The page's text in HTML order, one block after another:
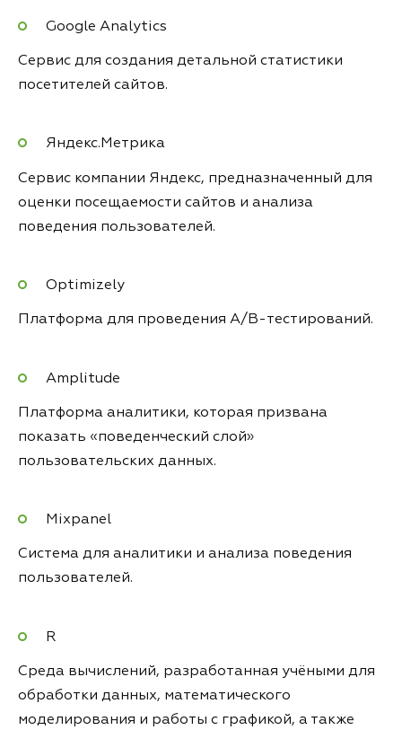
Google Analytics
Сервис для создания детальной статистики
посетителей сайтов.
Яндекс.Метрика
Сервис компании Яндекс, предназначенный для
оценки посещаемости сайтов и анализа
поведения пользователей.
Optimizely
Платформа для проведения A/B-тестирований.
Amplitude
Платформа аналитики, которая призвана
показать «поведенческий слой»
пользовательских данных.
Mixpanel
Система для аналитики и анализа поведения
пользователей.
R
Среда вычислений, разработанная учёными для
обработки данных, математического
моделирования и работы с графикой, а также